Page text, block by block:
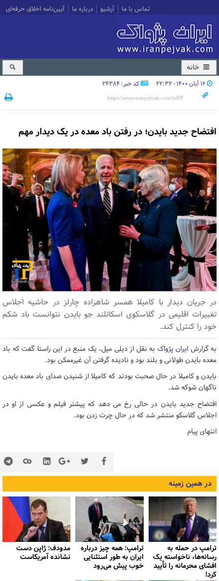
تماس با ما آرشیو درباره ما آیین‌نامه اخلاق حرفه‌ای
خانه
۱۶ آبان ۱۴۰۰ - ۲۲:۳۲ کد خبر: 24384
افتضاح جدید بایدن؛ در رفتن باد معده در یک دیدار مهم
در جریان دیدار با کامیلا همسر شاهزاده چارلز در حاشیه اجلاس
تغییرات اقلیمی در گلاسکوی اسکاتلند جو بایدن نتوانست باد شکم
خود را کنترل کند.
به گزارش ایران پژواک به نقل از دیلی میل، یک منبع در این راستا گفت که باد
معده بایدن طولانی و بلند بود و نادیده گرفتن آن غیرممکن بود.
بایدن و کامیلا در حال صحبت بودند که کامیلا از شنیدن صدای باد معده بایدن
ناگهان شوکه شد.
افتضاح جدید بایدن در حالی رخ می دهد که پیشتر فیلم و عکسی از او در
اجلاس گلاسکو منتشر شد که در حال چرت زدن بود.
انتهای پیام
در همین زمینه
ترامپ در حمله‌ به
رسانه‌ها، ناخواسته یک
افشای محرمانه را تأیید
کرد!
ترامپ: همه چیز درباره
ایران به طور استثنایی
خوب پیش می‌رود
مدودف: ژاپن دست
نشانده آمریکاست